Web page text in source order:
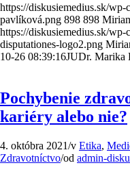
https://diskusiemedius.sk/wp-
pavlíková.png 898 898
https://diskusiemedius.sk/
disputationes-logo2.png
10-26 08:39:16JUDr. Marika
Pochybenie
kariéry alebo nie?
4. októbra 2021/v Etika,
Zdravotníctvo/od admin-